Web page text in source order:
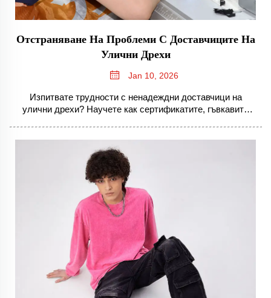
Отстраняване На Проблеми С Доставчиците На
Улични Дрехи
Jan 10, 2026
Изпитвате трудности с ненадеждни доставчици на
улични дрехи? Научете как сертификатите, гъвкавите
започнете още днес.